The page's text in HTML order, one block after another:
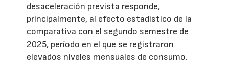
desaceleración prevista responde,
principalmente, al efecto estadístico de la
comparativa con el segundo semestre de
2025, período en el que se registraron
elevados niveles mensuales de consumo.